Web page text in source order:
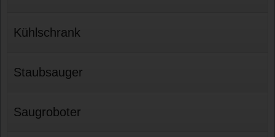
Kühlschrank
Staubsauger
Saugroboter